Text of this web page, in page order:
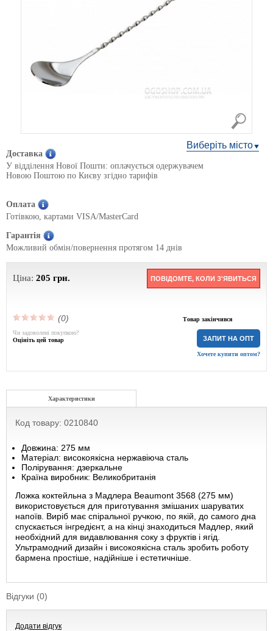
Виберіть місто
Доставка
У відділення Нової Пошти: оплачується одержувачем
Новою Поштою по Києву згідно тарифів
Оплата
Готівкою, картами VISA/MasterCard
Гарантія
Можливий обмін/повернення протягом 14 днів
Ціна: 205 грн. ПОВІДОМТЕ, КОЛИ З'ЯВИТЬСЯ
(0) Товар закінчився
ЗАПИТ НА ОПТ
Хочете купити оптом?
Чи задоволені покупкою?
Оцініть цей товар
Характеристики
Код товару: 0210840
Довжина: 275 мм
Матеріал: високоякісна нержавіюча сталь
Полірування: дзеркальне
Країна виробник: Великобританія
Ложка коктейльна з Мадлера Beaumont 3568 (275 мм)
використовується для приготування змішаних шаруватих
напоїв. Виріб має спіральної ручкою, по якій, до самого дна
спускається інгредієнт, а на кінці знаходиться Мадлер, який
необхідний для видавлювання соку з фруктів і ягід.
Ультрамодний дизайн і високоякісна сталь зробить роботу
бармена простіше, надійніше і естетичніше.
Відгуки (0)
Додати відгук